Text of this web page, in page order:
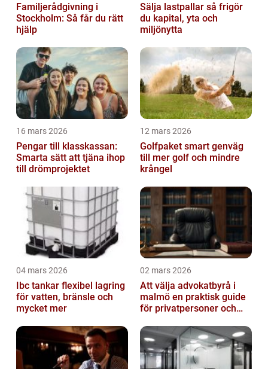
Familjerådgivning i
Stockholm: Så får du rätt
hjälp
Sälja lastpallar så frigör
du kapital, yta och
miljönytta
16 mars 2026
Pengar till klasskassan:
Smarta sätt att tjäna ihop
till drömprojektet
12 mars 2026
Golfpaket smart genväg
till mer golf och mindre
krångel
04 mars 2026
Ibc tankar flexibel lagring
för vatten, bränsle och
mycket mer
02 mars 2026
Att välja advokatbyrå i
malmö en praktisk guide
för privatpersoner och